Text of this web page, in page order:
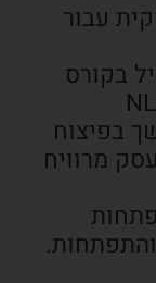
עבור
בקורס
בפיצוח
מרוויח